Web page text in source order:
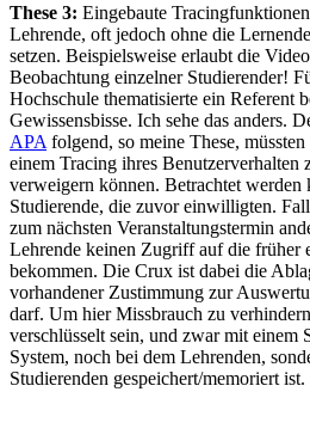
These 3: Eingebaute
Lehrende, oft jedoch ohne die
setzen. Beispielsweise erlaubt die
Beobachtung einzelner Studierender!
Hochschule thematisierte ein Referent
Gewissensbisse. Ich sehe das anders.
APA folgend, so meine These,
einem Tracing ihres Benutzerverhalten
verweigern können. Betrachtet werden
Studierende, die zuvor einwilligten.
zum nächsten Veranstaltungstermin
Lehrende keinen Zugriff auf die früher
bekommen. Die Crux ist dabei die
vorhandener Zustimmung zur
darf. Um hier Missbrauch zu
verschlüsselt sein, und zwar mit einem
System, noch bei dem Lehrenden,
Studierenden gespeichert/memoriert ist.